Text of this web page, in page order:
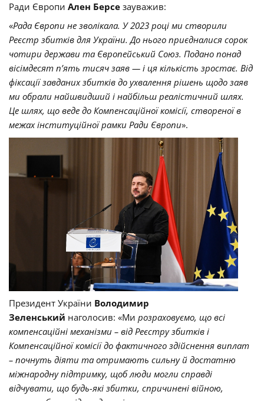
Ради Європи Ален Берсе зауважив:
«Рада Європи не зволікала. У 2023 році ми створили
Реєстр збитків для України. До нього приєдналися сорок
чотири держави та Європейський Союз. Подано понад
вісімдесят п’ять тисяч заяв — і ця кількість зростає. Від
фіксації завданих збитків до ухвалення рішень щодо заяв
ми обрали найшвидший і найбільш реалістичний шлях.
Це шлях, що веде до Компенсаційної комісії, створеної в
межах інституційної рамки Ради Європи».
Президент України Володимир
Зеленський наголосив: «Ми розраховуємо, що всі
компенсаційні механізми – від Реєстру збитків і
Компенсаційної комісії до фактичного здійснення виплат
– почнуть діяти та отримають сильну й достатню
міжнародну підтримку, щоб люди могли справді
відчувати, що будь-які збитки, спричинені війною,